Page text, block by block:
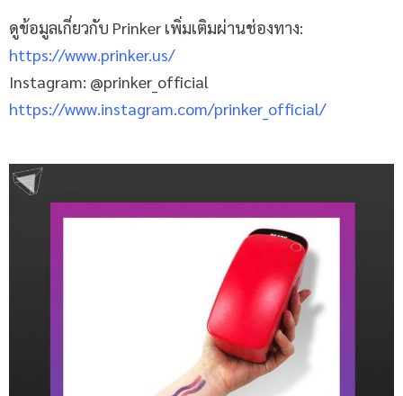
ดูข้อมูลเกี่ยวกับ Prinker เพิ่มเติมผ่านช่องทาง:
https://www.prinker.us/
Instagram: @prinker_official
https://www.instagram.com/prinker_official/